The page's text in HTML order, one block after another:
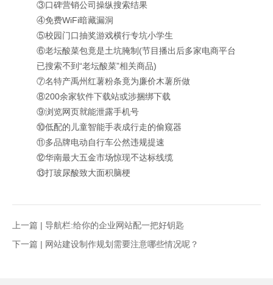
③口碑营销公司操纵搜索结果
④免费WiFi暗藏漏洞
⑤校园门口抽奖游戏横行专坑小学生
⑥老坛酸菜包竟是土坑腌制(节目播出后多家电商平台
已搜索不到“老坛酸菜”相关商品)
⑦名特产禹州红薯粉条竟为廉价木薯所做
⑧200余家软件下载站或涉捆绑下载
⑨浏览网页就能泄露手机号
⑩低配的儿童智能手表成行走的偷窥器
⑪多品牌电动自行车公然违规提速
⑫华南最大五金市场惊现不达标线缆
⑬打玻尿酸致大面积脑梗
上一篇 | 导航栏:给你的企业网站配一把好钥匙
下一篇 | 网站建设制作规划需要注意哪些情况呢？